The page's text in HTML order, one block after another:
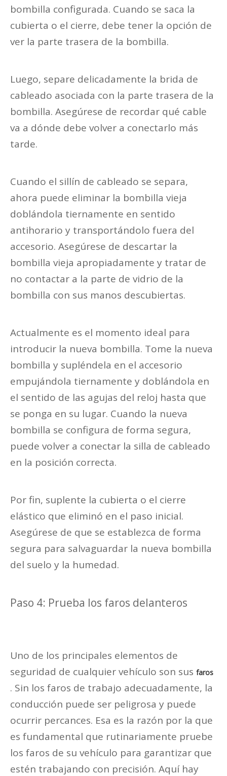
bombilla configurada. Cuando se saca la
cubierta o el cierre, debe tener la opción de
ver la parte trasera de la bombilla.
Luego, separe delicadamente la brida de
cableado asociada con la parte trasera de la
bombilla. Asegúrese de recordar qué cable
va a dónde debe volver a conectarlo más
tarde.
Cuando el sillín de cableado se separa,
ahora puede eliminar la bombilla vieja
doblándola tiernamente en sentido
antihorario y transportándolo fuera del
accesorio. Asegúrese de descartar la
bombilla vieja apropiadamente y tratar de
no contactar a la parte de vidrio de la
bombilla con sus manos descubiertas.
Actualmente es el momento ideal para
introducir la nueva bombilla. Tome la nueva
bombilla y supléndela en el accesorio
empujándola tiernamente y doblándola en
el sentido de las agujas del reloj hasta que
se ponga en su lugar. Cuando la nueva
bombilla se configura de forma segura,
puede volver a conectar la silla de cableado
en la posición correcta.
Por fin, suplente la cubierta o el cierre
elástico que eliminó en el paso inicial.
Asegúrese de que se establezca de forma
segura para salvaguardar la nueva bombilla
del suelo y la humedad.
Paso 4: Prueba los faros delanteros
Uno de los principales elementos de
seguridad de cualquier vehículo son sus faros
. Sin los faros de trabajo adecuadamente, la
conducción puede ser peligrosa y puede
ocurrir percances. Esa es la razón por la que
es fundamental que rutinariamente pruebe
los faros de su vehículo para garantizar que
estén trabajando con precisión. Aquí hay